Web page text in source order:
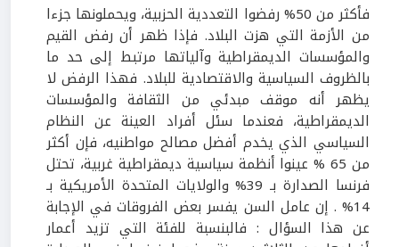
فأكثر من 50% رفضوا التعددية الحزبية، ويحملونها جزءا
من الأزمة التي هزت البلاد. فإذا ظهر أن رفض القيم
والمؤسسات الديمقراطية وآلياتها مرتبط إلى حد ما
بالظروف السياسية والاقتصادية للبلاد. فهذا الرفض لا
يظهر أنه موقف مبدئي من الثقافة والمؤسسات
الديمقراطية، فعندما سئل أفراد العينة عن النظام
السياسي الذي يخدم أفضل مصالح مواطنيه، فإن أكثر
من 65 % عينوا أنظمة سياسية ديمقراطية غربية، تحتل
فرنسا الصدارة بـ 39% والولايات المتحدة الأمريكية بـ
14% . إن عامل السن يفسر بعض الفروقات في الإجابة
عن هذا السؤال : فالبنسبة للفئة التي تزيد أعمار